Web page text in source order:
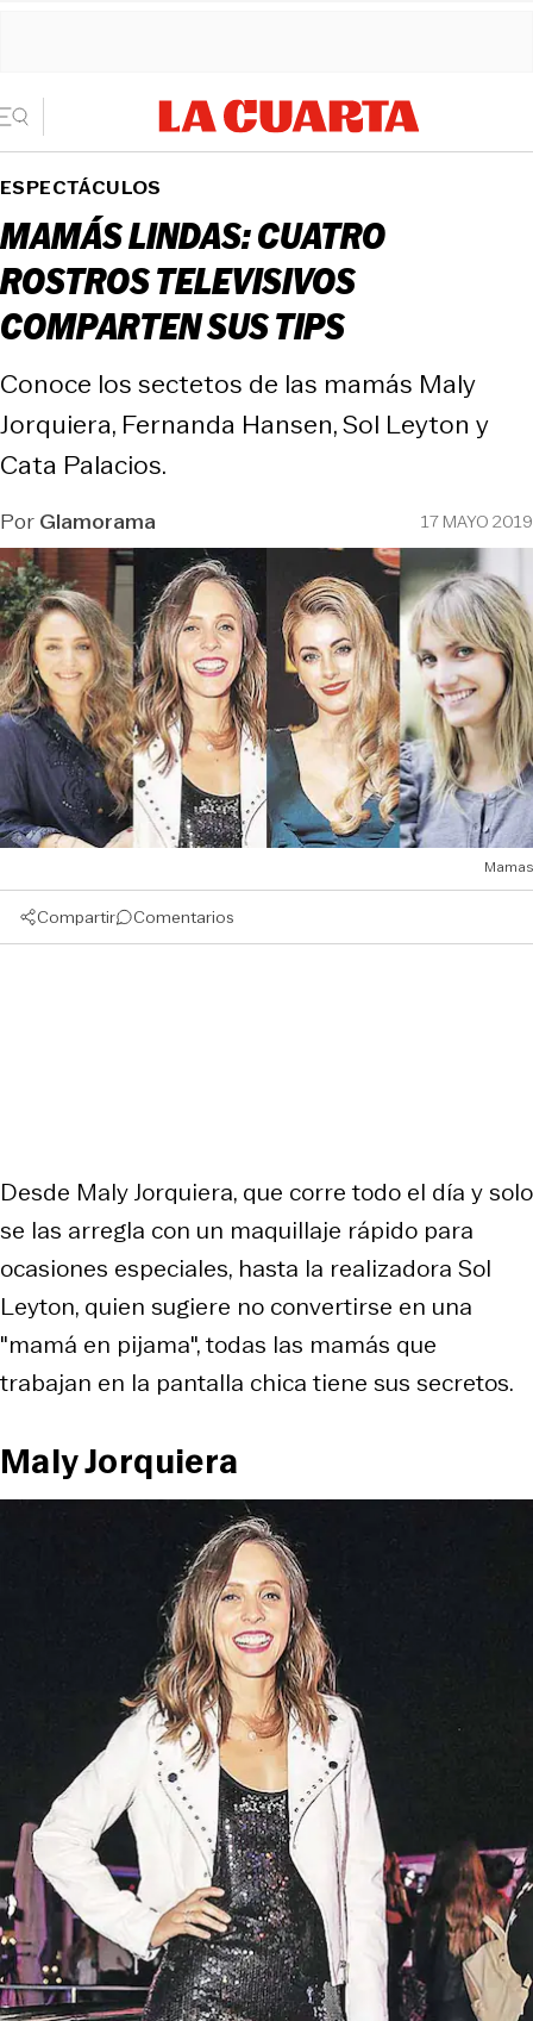
ESPECTÁCULOS
MAMÁS LINDAS: CUATRO
ROSTROS TELEVISIVOS
COMPARTEN SUS TIPS
Conoce los sectetos de las mamás Maly
Jorquiera, Fernanda Hansen, Sol Leyton y
Cata Palacios.
PorGlamorama 17 MAYO 2019
Mamas
Compartir Comentarios
Desde Maly Jorquiera, que corre todo el día y solo
se las arregla con un maquillaje rápido para
ocasiones especiales, hasta la realizadora Sol
Leyton, quien sugiere no convertirse en una
"mamá en pijama", todas las mamás que
trabajan en la pantalla chica tiene sus secretos.
Maly Jorquiera